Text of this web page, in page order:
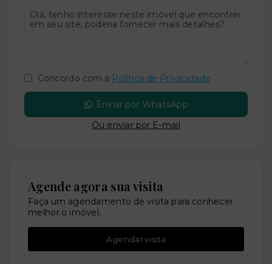
Concordo com a Política de Privacidade
Enviar por WhatsApp
Ou enviar por E-mail
Agende agora sua visita
Faça um agendamento de visita para conhecer
melhor o imóvel.
Agendar visita